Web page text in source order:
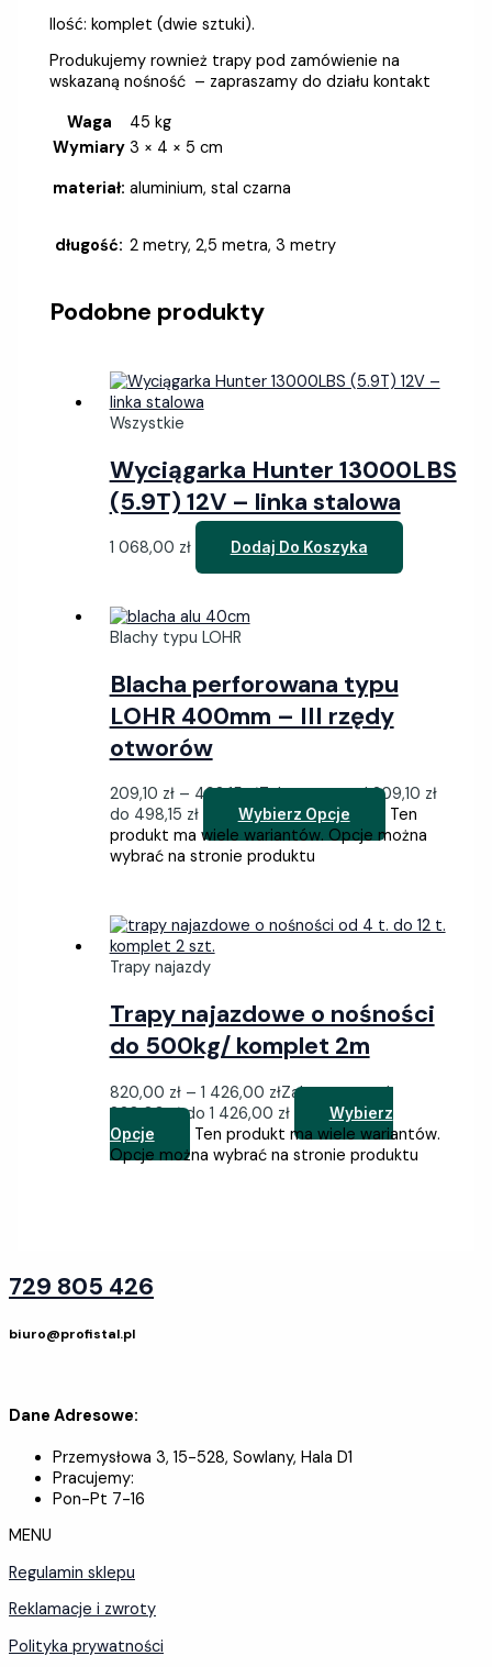
Ilość: komplet (dwie sztuki).
Produkujemy rownież trapy pod zamówienie na
wskazaną nośność – zapraszamy do działu kontakt
Waga
45 kg
Wymiary 3 × 4 × 5 cm
materiał: aluminium, stal czarna
długość: 2 metry, 2,5 metra, 3 metry
Podobne produkty
Wszystkie
Wyciągarka Hunter 13000LBS
(5.9T) 12V – linka stalowa
1 068,00 zł Dodaj Do Koszyka
Blachy typu LOHR
Blacha perforowana typu
LOHR 400mm – III rzędy
otworów
209,10 zł – 498,15złZakres cen: od 209,10 zł
do 498,15 zł
Wybierz Opcje
Ten
produkt ma wiele wariantów. Opcje można
wybrać na stronie produktu
Trapy najazdy
Trapy najazdowe o nośności
do 500kg/ komplet 2m
820,00 zł – 1 426,00 złZakres cen: od
820,00 zł do 1 426,00 zł
Wybierz
Opcje
Ten produkt ma wiele wariantów.
Opcje można wybrać na stronie produktu
729 805 426
biuro@profistal.pl
Dane Adresowe:
Przemysłowa 3, 15-528, Sowlany, Hala D1
Pracujemy:
Pon-Pt 7-16
MENU
Regulamin sklepu
Reklamacje i zwroty
Polityka prywatności